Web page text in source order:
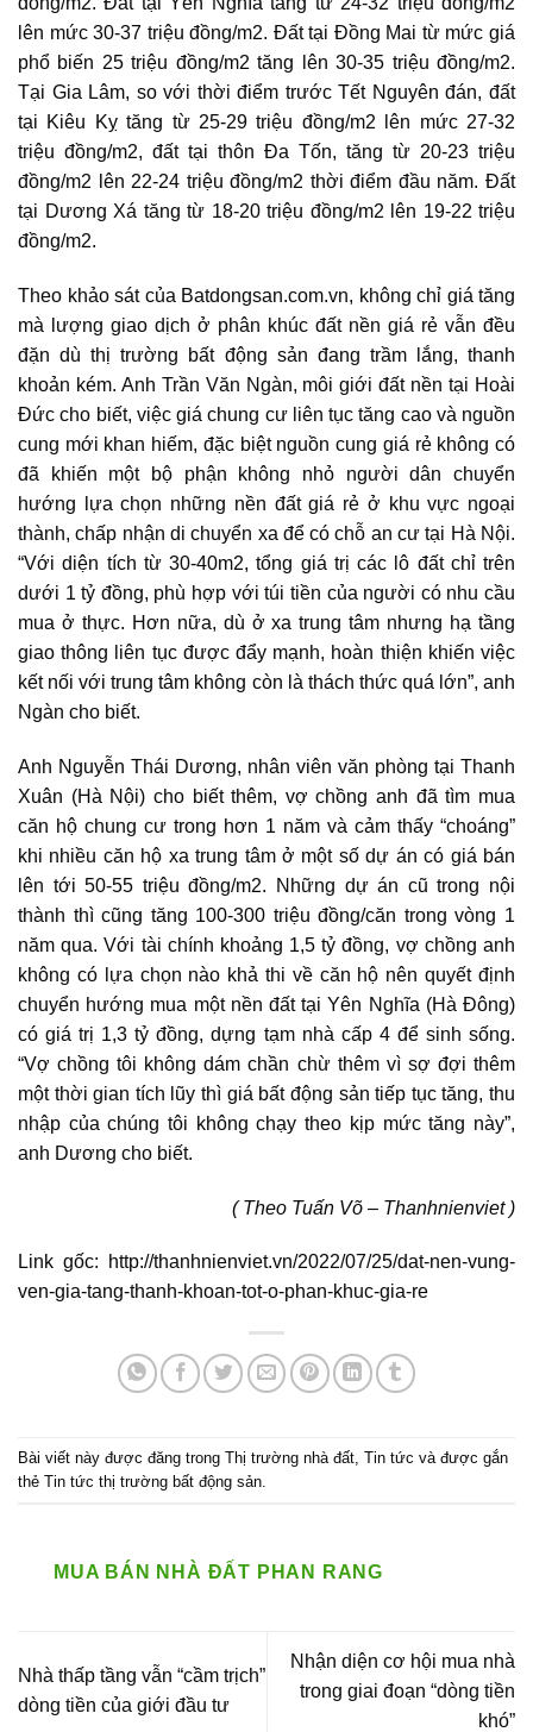
lên mức 30-37 triệu đồng/m2. Đất tại Đồng Mai từ mức giá
phổ biến 25 triệu đồng/m2 tăng lên 30-35 triệu đồng/m2.
Tại Gia Lâm, so với thời điểm trước Tết Nguyên đán, đất
tại Kiêu Kỵ tăng từ 25-29 triệu đồng/m2 lên mức 27-32
triệu đồng/m2, đất tại thôn Đa Tốn, tăng từ 20-23 triệu
đồng/m2 lên 22-24 triệu đồng/m2 thời điểm đầu năm. Đất
tại Dương Xá tăng từ 18-20 triệu đồng/m2 lên 19-22 triệu
đồng/m2.
Theo khảo sát của Batdongsan.com.vn, không chỉ giá tăng
mà lượng giao dịch ở phân khúc đất nền giá rẻ vẫn đều
đặn dù thị trường bất động sản đang trầm lắng, thanh
khoản kém. Anh Trần Văn Ngàn, môi giới đất nền tại Hoài
Đức cho biết, việc giá chung cư liên tục tăng cao và nguồn
cung mới khan hiếm, đặc biệt nguồn cung giá rẻ không có
đã khiến một bộ phận không nhỏ người dân chuyển
hướng lựa chọn những nền đất giá rẻ ở khu vực ngoại
thành, chấp nhận di chuyển xa để có chỗ an cư tại Hà Nội.
“Với diện tích từ 30-40m2, tổng giá trị các lô đất chỉ trên
dưới 1 tỷ đồng, phù hợp với túi tiền của người có nhu cầu
mua ở thực. Hơn nữa, dù ở xa trung tâm nhưng hạ tầng
giao thông liên tục được đẩy mạnh, hoàn thiện khiến việc
kết nối với trung tâm không còn là thách thức quá lớn”, anh
Ngàn cho biết.
Anh Nguyễn Thái Dương, nhân viên văn phòng tại Thanh
Xuân (Hà Nội) cho biết thêm, vợ chồng anh đã tìm mua
căn hộ chung cư trong hơn 1 năm và cảm thấy “choáng”
khi nhiều căn hộ xa trung tâm ở một số dự án có giá bán
lên tới 50-55 triệu đồng/m2. Những dự án cũ trong nội
thành thì cũng tăng 100-300 triệu đồng/căn trong vòng 1
năm qua. Với tài chính khoảng 1,5 tỷ đồng, vợ chồng anh
không có lựa chọn nào khả thi về căn hộ nên quyết định
chuyển hướng mua một nền đất tại Yên Nghĩa (Hà Đông)
có giá trị 1,3 tỷ đồng, dựng tạm nhà cấp 4 để sinh sống.
“Vợ chồng tôi không dám chần chừ thêm vì sợ đợi thêm
một thời gian tích lũy thì giá bất động sản tiếp tục tăng, thu
nhập của chúng tôi không chạy theo kịp mức tăng này”,
anh Dương cho biết.
( Theo Tuấn Võ – Thanhnienviet )
Link gốc: http://thanhnienviet.vn/2022/07/25/dat-nen-vung-
ven-gia-tang-thanh-khoan-tot-o-phan-khuc-gia-re
Bài viết này được đăng trong Thị trường nhà đất Tin tức và được gắn
thẻ Tin tức thị trường bất động sản
MUA BÁN NHÀ ĐẤT PHAN RANG
Nhà thấp tầng vẫn “cầm trịch”
dòng tiền của giới đầu tư
Nhận diện cơ hội mua nhà
trong giai đoạn “dòng tiền
khó”